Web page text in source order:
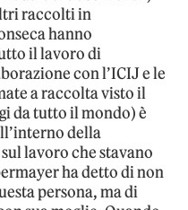
raccolti in
hanno
il lavoro di
con l’ICIJ e le
a raccolta visto il
da tutto il mondo) è
della
lavoro che stavano
ha detto di non
persona, ma di